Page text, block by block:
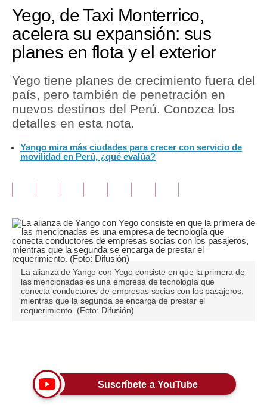
Perú
Política
Finanzas Personales
Inmobiliarias
Plus G
Blogs
Tendencias
Lujo
Viajes
Mundo
Yego, de Taxi Monterrico,
acelera su expansión: sus
planes en flota y el exterior
Yego tiene planes de crecimiento fuera del
país, pero también de penetración en
nuevos destinos del Perú. Conozca los
detalles en esta nota.
Yango mira más ciudades para crecer con servicio de
movilidad en Perú, ¿qué evalúa?
La alianza de Yango con Yego consiste en que la primera de
las mencionadas es una empresa de tecnología que
conecta conductores de empresas socias con los pasajeros,
mientras que la segunda se encarga de prestar el
requerimiento. (Foto: Difusión)
Suscríbete a YouTube